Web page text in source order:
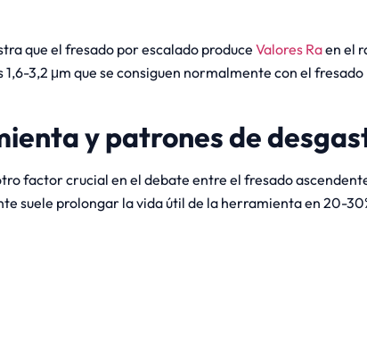
que el fresado por escalado produce Valores Raen el
3,2 μm que se consiguen normalmente con el fresado
y patrones de
factor crucial en el debate entre el fresado
suele prolongar la vida útil de la herramienta en 20-